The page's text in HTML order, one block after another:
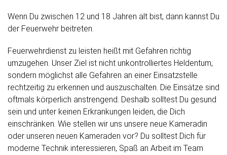
Wenn Du zwischen 12 und 18 Jahren alt bist, dann kannst Du
der Feuerwehr beitreten.
Feuerwehrdienst zu leisten heißt mit Gefahren richtig
umzugehen. Unser Ziel ist nicht unkontrolliertes Heldentum,
sondern möglichst alle Gefahren an einer Einsatzstelle
rechtzeitig zu erkennen und auszuschalten. Die Einsätze sind
oftmals körperlich anstrengend. Deshalb solltest Du gesund
sein und unter keinen Erkrankungen leiden, die Dich
einschränken. Wie stellen wir uns unsere neue Kameradin
oder unseren neuen Kameraden vor? Du solltest Dich für
moderne Technik interessieren, Spaß an Arbeit im Team